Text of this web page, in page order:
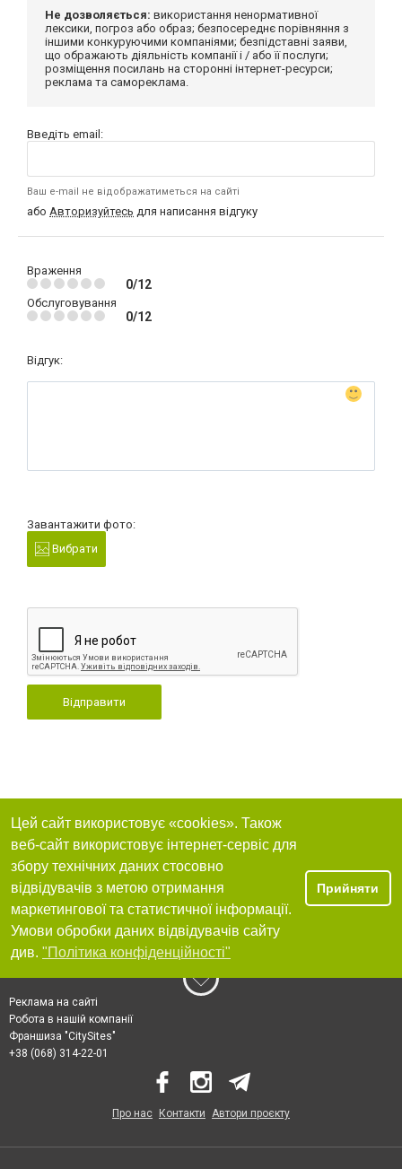
Не дозволяється: використання ненормативної
лексики, погроз або образ; безпосереднє порівняння з
іншими конкуруючими компаніями; безпідставні заяви,
що ображають діяльність компанії і / або її послуги;
розміщення посилань на сторонні інтернет-ресурси;
реклама та самореклама.
Введіть email:
Ваш e-mail не відображатиметься на сайті
або Авторизуйтесь для написання відгуку
Враження
0/12
Обслуговування
0/12
Відгук:
Завантажити фото:
Вибрати
Відправити
Цей сайт використовує «cookies». Також
веб-сайт використовує інтернет-сервіс для
збору технічних даних стосовно
відвідувачів з метою отримання
маркетингової та статистичної інформації.
Умови обробки даних відвідувачів сайту
див. "Політика конфіденційності"
Прийняти
Реклама на сайті
Робота в нашій компанії
Франшиза "CitySites"
+38 (068) 314-22-01
Про нас Контакти Автори проєкту